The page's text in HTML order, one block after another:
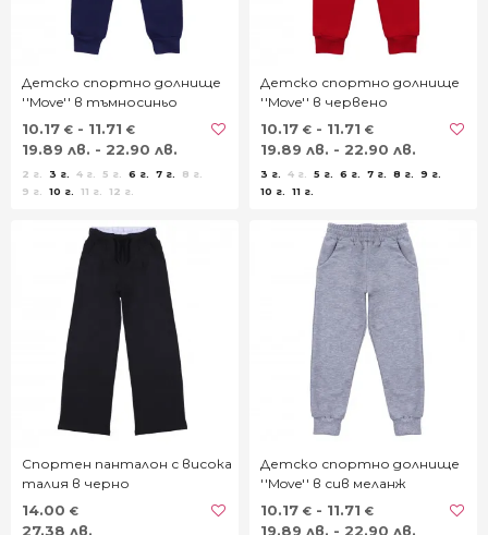
Детско спортно долнище
''Move'' в тъмносиньо
10.17 € - 11.71 €
19.89 лв. - 22.90 лв.
2 г. 3 г. 4 г. 5 г. 6 г. 7 г.
8 г.
9 г.
10 г. 11 г. 12 г.
Детско спортно долнище
''Move'' в червено
10.17 € - 11.71 €
19.89 лв. - 22.90 лв.
3 г. 4 г. 5 г. 6 г. 7 г. 8 г.
9 г.
10 г.
11 г.
Спортен панталон с висока
талия в черно
14.00 €
27.38 лв.
Детско спортно долнище
''Move'' в сив меланж
10.17 € - 11.71 €
19.89 лв. - 22.90 лв.